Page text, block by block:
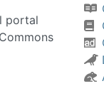
portal